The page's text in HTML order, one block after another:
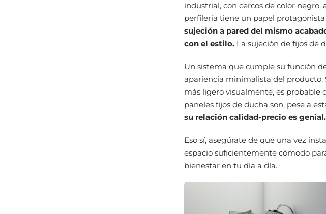
industrial, con cercos de color
perfilería tiene un papel protagonista
sujeción a pared del mismo
con el estilo. La sujeción de fijos de
Un sistema que cumple su función
apariencia minimalista del producto.
más ligero visualmente, es probable
paneles fijos de ducha son, pese a
su relación calidad-precio es genial.
Eso sí, asegúrate de que una vez
espacio suficientemente cómodo
bienestar en tu día a día.